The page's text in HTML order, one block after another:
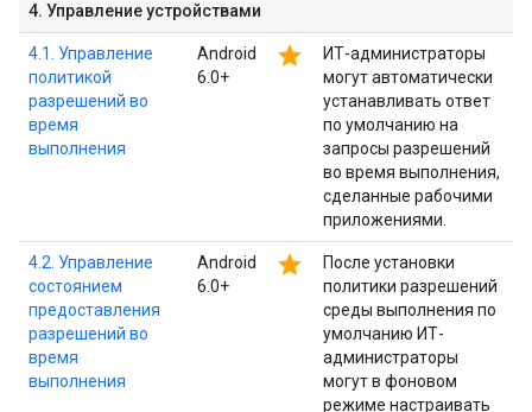
4. Управление устройствами
4.1. Управление
политикой
разрешений во
время
выполнения
Android
6.0+
star
ИТ-администраторы
могут автоматически
устанавливать ответ
по умолчанию на
запросы разрешений
во время выполнения,
сделанные рабочими
приложениями.
4.2. Управление
состоянием
предоставления
разрешений во
время
выполнения
Android
6.0+
star
После установки
политики разрешений
среды выполнения по
умолчанию ИТ-
администраторы
могут в фоновом
режиме настраивать